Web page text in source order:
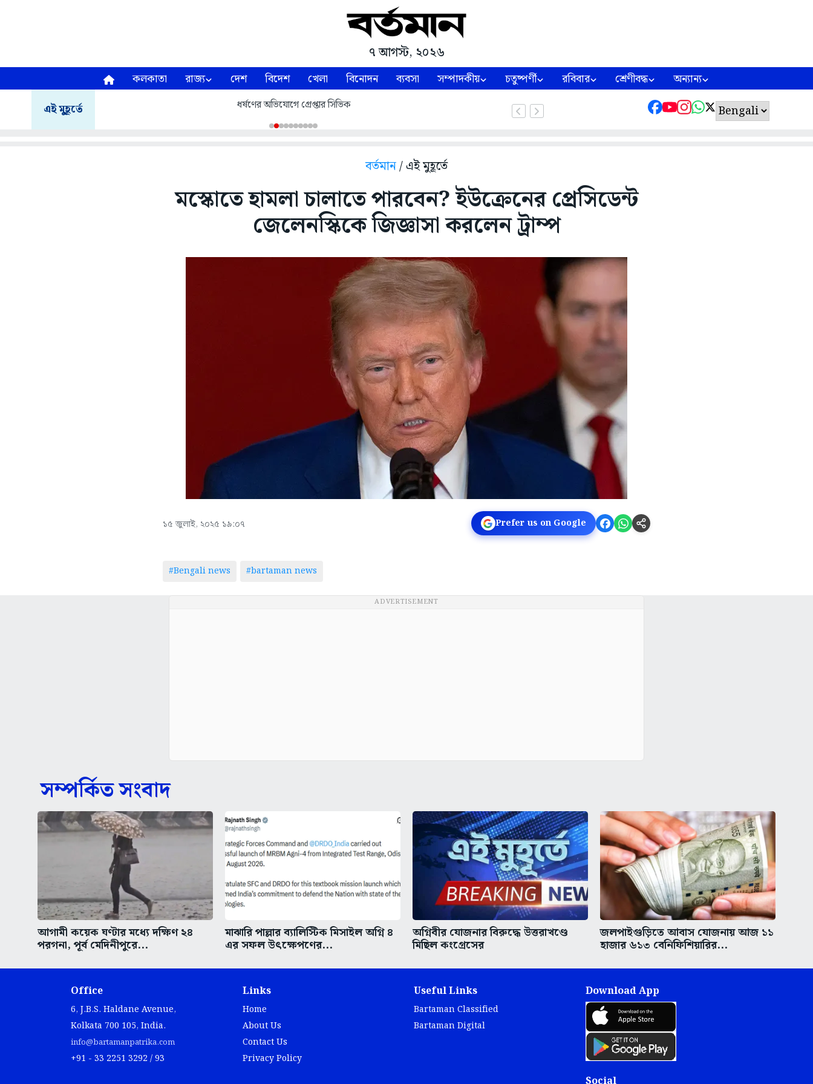
৭ আগস্ট, ২০২৬
কলকাতা রাজ্য দেশ বিদেশ খেলা বিনোদন ব্যবসা সম্পাদকীয় চতুষ্পর্ণী রবিবার শ্রেণীবদ্ধ অন্যান্য
এই মুহূর্তে ধর্ষণের অভিযোগে গ্রেপ্তার সিভিক
বর্তমান/ এই মুহূর্তে
মস্কোতে হামলা চালাতে পারবেন? ইউক্রেনের প্রেসিডেন্ট
জেলেনস্কিকে জিজ্ঞাসা করলেন ট্রাম্প
১৫ জুলাই, ২০২৫ ১৯:০৭ Prefer us on Google
#Bengali news #bartaman news
ADVERTISEMENT
সম্পর্কিত সংবাদ
আগামী কয়েক ঘণ্টার মধ্যে দক্ষিণ ২৪
পরগনা, পূর্ব মেদিনীপুরে...
মাঝারি পাল্লার ব্যালিস্টিক মিসাইল অগ্নি ৪
এর সফল উৎক্ষেপণের...
অগ্নিবীর যোজনার বিরুদ্ধে উত্তরাখণ্ডে
মিছিল কংগ্রেসের
জলপাইগুড়িতে আবাস যোজনায় আজ ১১
হাজার ৬১৩ বেনিফিশিয়ারির...
Office
6, J.B.S. Haldane Avenue,
Kolkata 700 105, India.
info@bartamanpatrika.com
+91 - 33 2251 3292 / 93
Links
Home
About Us
Contact Us
Privacy Policy
Useful Links
Bartaman Classified
Bartaman Digital
Download App